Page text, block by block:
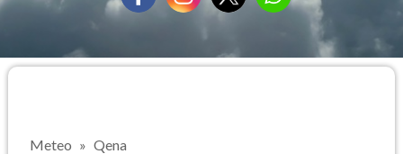
Meteo Qena